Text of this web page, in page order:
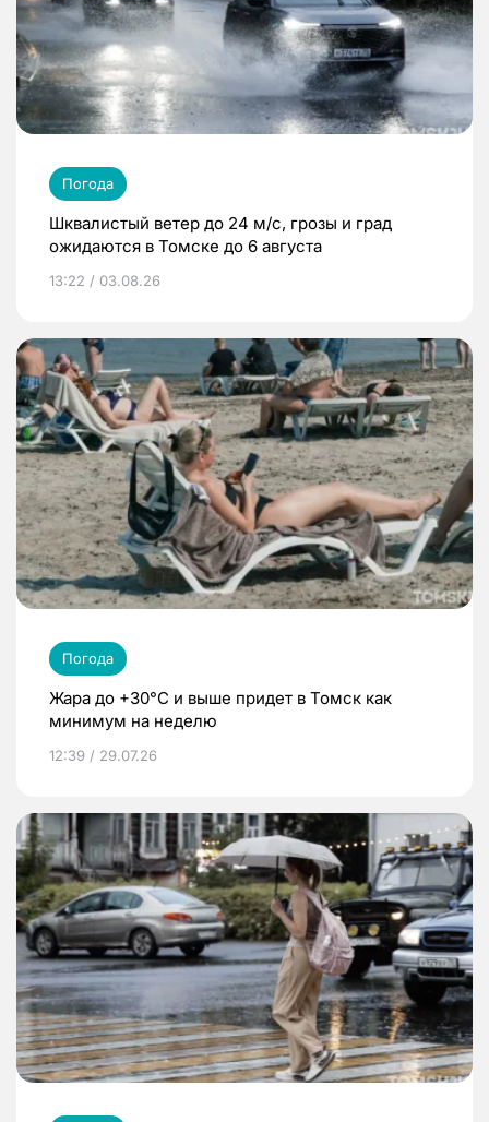
Погода
Шквалистый ветер до 24 м/с, грозы и град
ожидаются в Томске до 6 августа
13:22 / 03.08.26
Погода
Жара до +30°C и выше придет в Томск как
минимум на неделю
12:39 / 29.07.26